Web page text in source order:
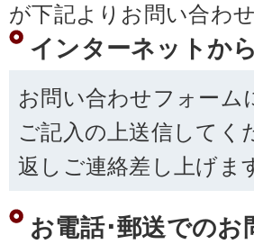
が下記よりお問い合わ
インターネットか
お問い合わせフォーム
ご記入の上送信してく
返しご連絡差し上げま
お電話･郵送でのお